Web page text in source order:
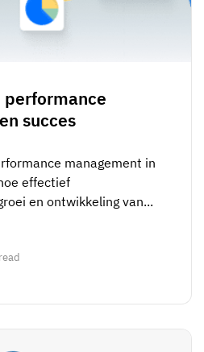
performance
succes
management in
effectief
en ontwikkeling van...